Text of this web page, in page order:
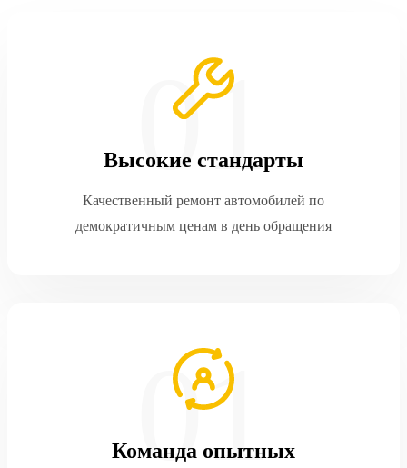
Высокие стандарты
Качественный ремонт автомобилей по
демократичным ценам в день обращения
Команда опытных